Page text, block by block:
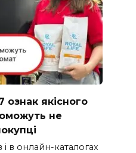
ознак якісного
не
в онлайн-каталогах